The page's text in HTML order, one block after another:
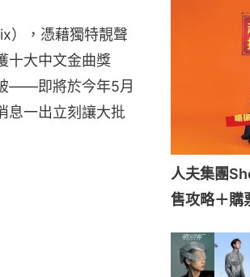
），憑藉獨特靚聲
十大中文金曲獎
——即將於今年5月
息一出立刻讓大批
人夫集團
售攻略＋購